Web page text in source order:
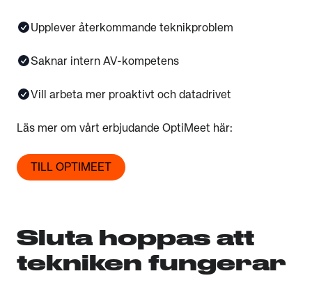
Upplever återkommande teknikproblem
Saknar intern AV-kompetens
Vill arbeta mer proaktivt och datadrivet
Läs mer om vårt erbjudande OptiMeet här:
TILL OPTIMEET
Sluta hoppas att
tekniken fungerar